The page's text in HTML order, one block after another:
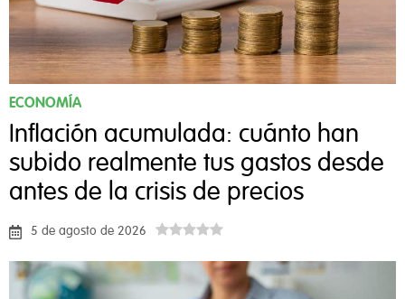
ECONOMÍA
Inflación acumulada: cuánto han
subido realmente tus gastos desde
antes de la crisis de precios
5 de agosto de 2026